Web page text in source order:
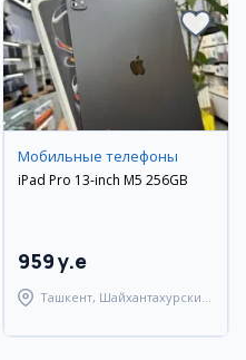
Мобильные телефоны
iPad Pro 13-inch M5 256GB
959 y.e
Ташкент, Шайхантахурский